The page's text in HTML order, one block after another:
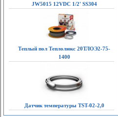
JW5015 12VDC 1/2' SS304
Теплый пол Теплолюкс 20ТЛОЭ2-75-
1400
Датчик температуры TST-02-2,0